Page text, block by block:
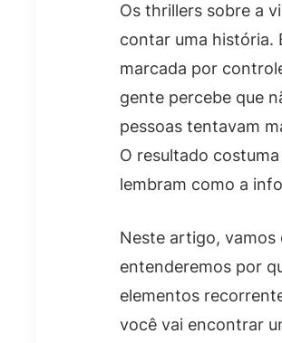
Os thrillers sobre a
contar uma história.
marcada por
gente percebe que
pessoas tentavam
O resultado
lembram como a
Neste artigo, vamos
entenderemos por
elementos
você vai encontrar